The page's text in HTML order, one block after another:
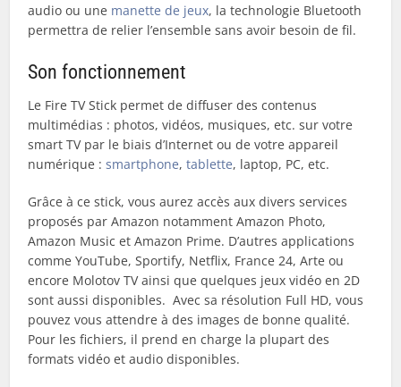
audio ou une manette de jeux, la technologie Bluetooth
permettra de relier l’ensemble sans avoir besoin de fil.
Son fonctionnement
Le Fire TV Stick permet de diffuser des contenus
multimédias : photos, vidéos, musiques, etc. sur votre
smart TV par le biais d’Internet ou de votre appareil
numérique :smartphone,tablette, laptop, PC, etc.
Grâce à ce stick, vous aurez accès aux divers services
proposés par Amazon notamment Amazon Photo,
Amazon Music et Amazon Prime. D’autres applications
comme YouTube, Sportify, Netflix, France 24, Arte ou
encore Molotov TV ainsi que quelques jeux vidéo en 2D
sont aussi disponibles. Avec sa résolution Full HD, vous
pouvez vous attendre à des images de bonne qualité.
Pour les fichiers, il prend en charge la plupart des
formats vidéo et audio disponibles.